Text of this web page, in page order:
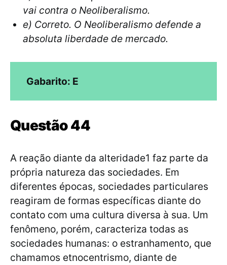
vai contra o Neoliberalismo.
e) Correto. O Neoliberalismo defende a
absoluta liberdade de mercado.
Gabarito: E
Questão 44
A reação diante da alteridade1 faz parte da
própria natureza das sociedades. Em
diferentes épocas, sociedades particulares
reagiram de formas específicas diante do
contato com uma cultura diversa à sua. Um
fenômeno, porém, caracteriza todas as
sociedades humanas: o estranhamento, que
chamamos etnocentrismo, diante de